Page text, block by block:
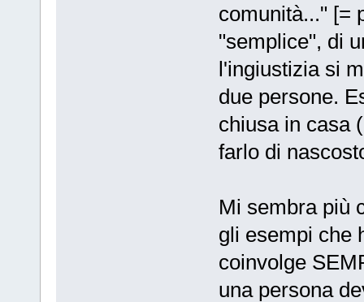
comunità..." [=
"semplice", di
l'ingiustizia si
due persone.
chiusa in casa
farlo di
Mi sembra più
gli esempi che
coinvolge
una persona